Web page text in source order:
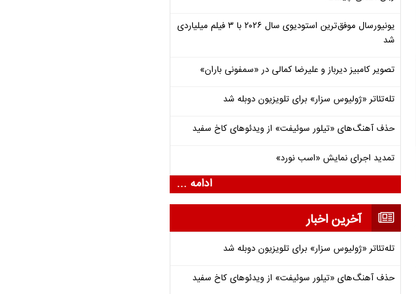
یونیورسال موفق‌ترین استودیوی سال ۲۰۲۶ با ۳ فیلم میلیاردی
شد
تصویر کامبیز دیرباز و علیرضا کمالی در «سمفونی باران»
تله‌تئاتر «ژولیوس سزار» برای تلویزیون دوبله شد
حذف آهنگ‌های «تیلور سوئیفت» از ویدئوهای کاخ سفید
تمدید اجرای نمایش «اسب نورد»
ادامه ...
آخرین اخبار
تله‌تئاتر «ژولیوس سزار» برای تلویزیون دوبله شد
حذف آهنگ‌های «تیلور سوئیفت» از ویدئوهای کاخ سفید